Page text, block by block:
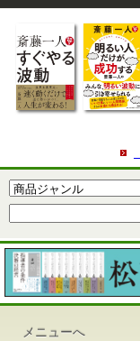
メニューへ